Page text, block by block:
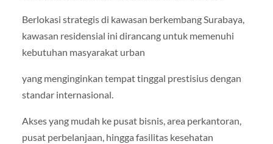
Berlokasi strategis di kawasan berkembang Surabaya,
kawasan residensial ini dirancang untuk memenuhi
kebutuhan masyarakat urban
yang menginginkan tempat tinggal prestisius dengan
standar internasional.
Akses yang mudah ke pusat bisnis, area perkantoran,
pusat perbelanjaan, hingga fasilitas kesehatan